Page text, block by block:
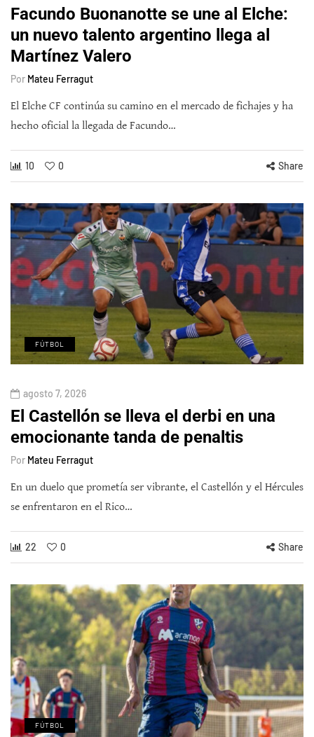
Facundo Buonanotte se une al Elche:
un nuevo talento argentino llega al
Martínez Valero
Por Mateu Ferragut
El Elche CF continúa su camino en el mercado de fichajes y ha
hecho oficial la llegada de Facundo…
10 0 Share
FÚTBOL
agosto 7, 2026
El Castellón se lleva el derbi en una
emocionante tanda de penaltis
Por Mateu Ferragut
En un duelo que prometía ser vibrante, el Castellón y el Hércules
se enfrentaron en el Rico…
22 0 Share
FÚTBOL